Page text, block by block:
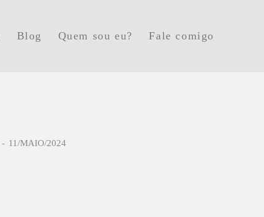
Blog Quem sou eu? Fale comigo
11/MAIO/2024